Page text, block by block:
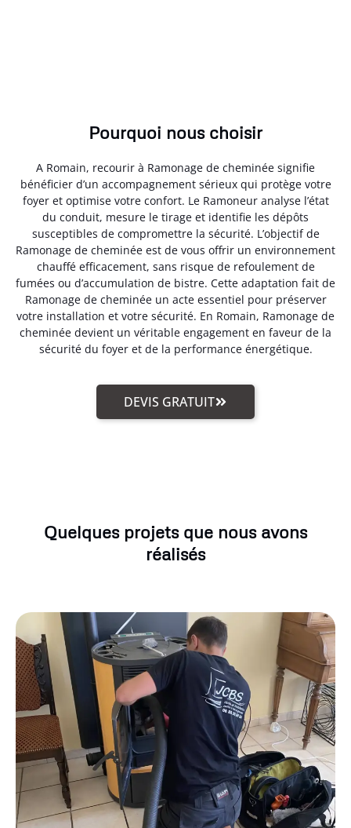
Pourquoi nous choisir
A Romain, recourir à Ramonage de cheminée signifie
bénéficier d’un accompagnement sérieux qui protège votre
foyer et optimise votre confort. Le Ramoneur analyse l’état
du conduit, mesure le tirage et identifie les dépôts
susceptibles de compromettre la sécurité. L’objectif de
Ramonage de cheminée est de vous offrir un environnement
chauffé efficacement, sans risque de refoulement de
fumées ou d’accumulation de bistre. Cette adaptation fait de
Ramonage de cheminée un acte essentiel pour préserver
votre installation et votre sécurité. En Romain, Ramonage de
cheminée devient un véritable engagement en faveur de la
sécurité du foyer et de la performance énergétique.
DEVIS GRATUIT
Quelques projets que nous avons
réalisés